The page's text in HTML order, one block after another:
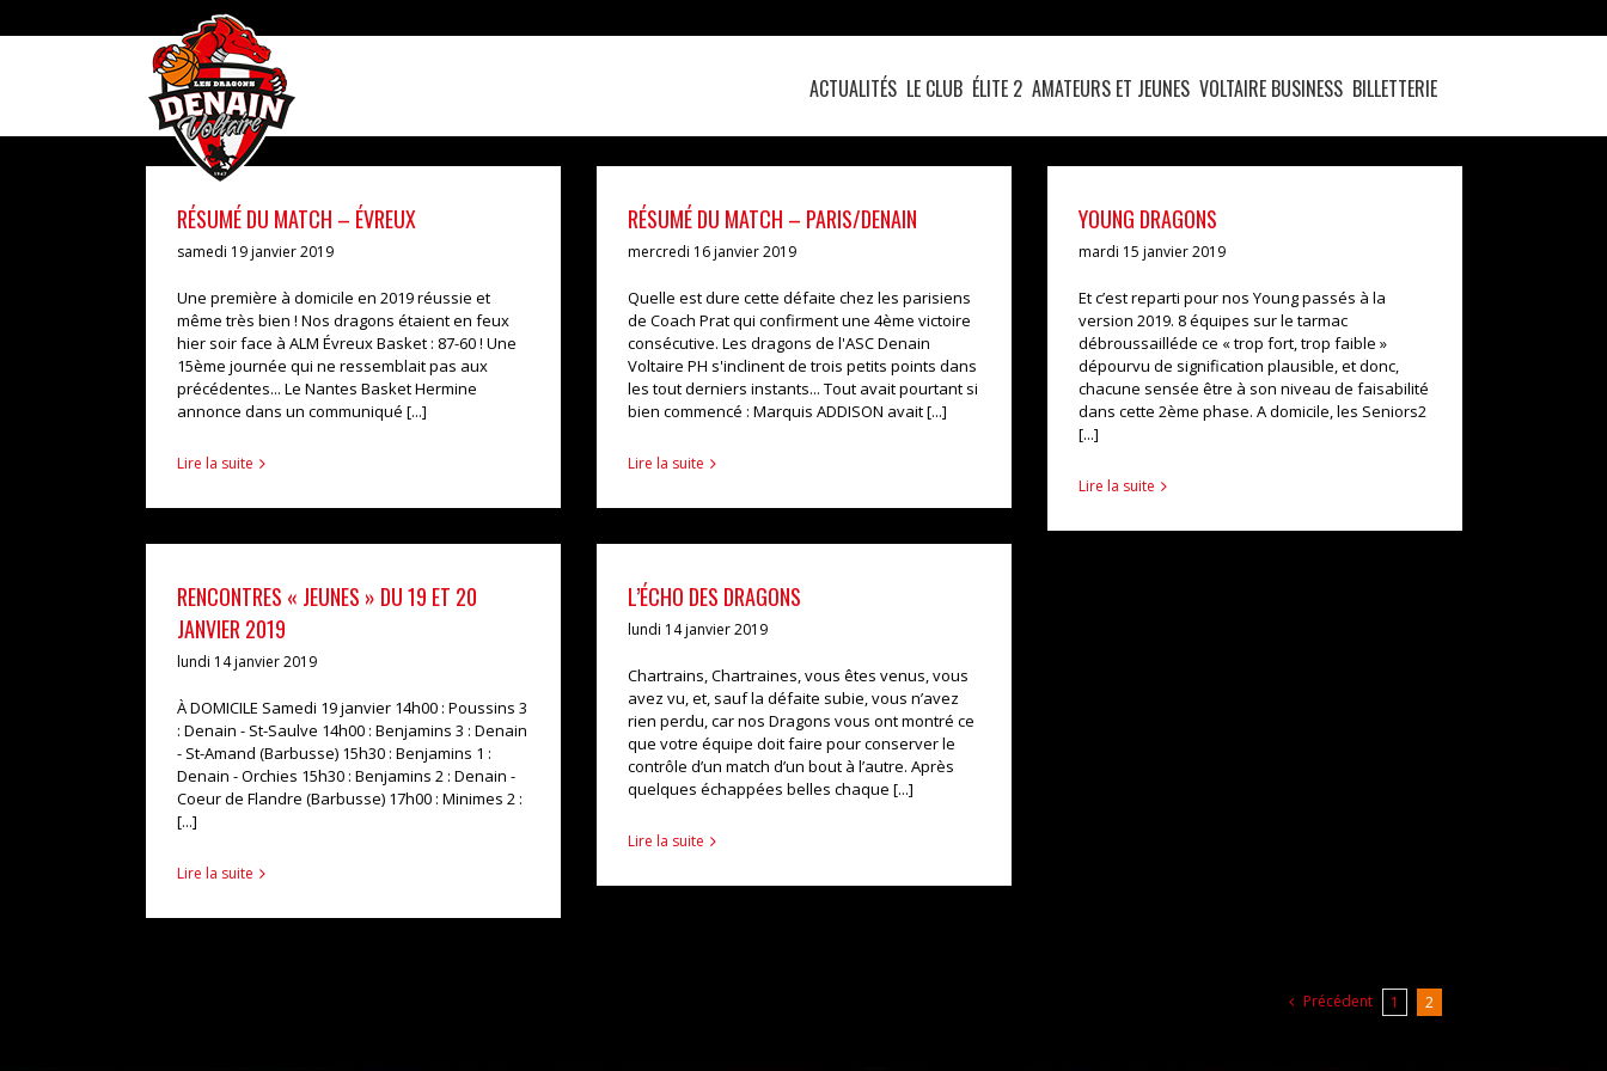
to
ACTUALITÉS LE CLUB ÉLITE 2 AMATEURS ET JEUNES VOLTAIRE BUSINESS BILLETTERIE
RÉSUMÉ DU MATCH – ÉVREUX
samedi 19 janvier 2019
Une première à domicile en 2019 réussie et
même très bien ! Nos dragons étaient en feux
hier soir face à ALM Évreux Basket : 87-60 ! Une
15ème journée qui ne ressemblait pas aux
précédentes... Le Nantes Basket Hermine
annonce dans un communiqué [...]
Lire la suite
RÉSUMÉ DU MATCH – PARIS/DENAIN
mercredi 16 janvier 2019
Quelle est dure cette défaite chez les parisiens
de Coach Prat qui confirment une 4ème victoire
consécutive. Les dragons de l'ASC Denain
Voltaire PH s'inclinent de trois petits points dans
les tout derniers instants... Tout avait pourtant si
bien commencé : Marquis ADDISON avait [...]
Lire la suite
YOUNG DRAGONS
mardi 15 janvier 2019
Et c’est reparti pour nos Young passés à la
version 2019. 8 équipes sur le tarmac
débroussailléde ce « trop fort, trop faible »
dépourvu de signification plausible, et donc,
chacune sensée être à son niveau de faisabilité
dans cette 2ème phase. A domicile, les Seniors2
[...]
Lire la suite
RENCONTRES « JEUNES » DU 19 ET 20
JANVIER 2019
lundi 14 janvier 2019
À DOMICILE Samedi 19 janvier 14h00 : Poussins 3
: Denain - St-Saulve 14h00 : Benjamins 3 : Denain
- St-Amand (Barbusse) 15h30 : Benjamins 1 :
Denain - Orchies 15h30 : Benjamins 2 : Denain -
Coeur de Flandre (Barbusse) 17h00 : Minimes 2 :
[...]
Lire la suite
L’ÉCHO DES DRAGONS
lundi 14 janvier 2019
Chartrains, Chartraines, vous êtes venus, vous
avez vu, et, sauf la défaite subie, vous n’avez
rien perdu, car nos Dragons vous ont montré ce
que votre équipe doit faire pour conserver le
contrôle d’un match d’un bout à l’autre. Après
quelques échappées belles chaque [...]
Lire la suite
Précédent 1 2